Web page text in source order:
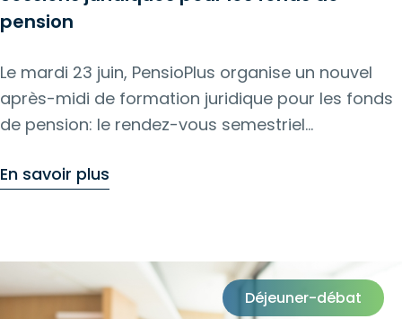
pension
Le mardi 23 juin, PensioPlus organise un nouvel
après-midi de formation juridique pour les fonds
de pension: le rendez-vous semestriel
souhaitent rester à jour, tant sur le plan
développement d’un rendez-vous de référence
pour le secteur, au cours duquel des thèmes
En savoir plus
Déjeuner-débat